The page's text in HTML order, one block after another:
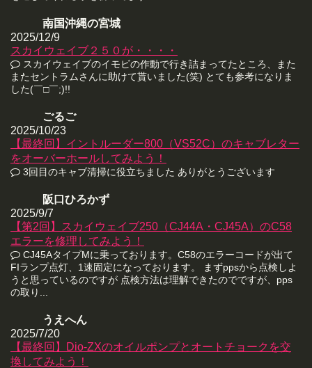
南国沖縄の宮城
2025/12/9
スカイウェイブ２５０が・・・・
スカイウェイブのイモビの作動で行き詰まってたところ、また
またセントラムさんに助けて貰いました(笑) とても参考になりま
した(￣□￣;)!!
ごるご
2025/10/23
【最終回】イントルーダー800（VS52C）のキャブレター
をオーバーホールしてみよう！
3回目のキャブ清掃に役立ちました ありがとうございます
阪口ひろかず
2025/9/7
【第2回】スカイウェイブ250（CJ44A・CJ45A）のC58
エラーを修理してみよう！
CJ45AタイプMに乗っております。C58のエラーコードが出て
FIランプ点灯、1速固定になっております。 まずppsから点検しよ
うと思っているのですが 点検方法は理解できたのでですが、pps
の取り...
うえへん
2025/7/20
【最終回】Dio-ZXのオイルポンプとオートチョークを交
換してみよう！